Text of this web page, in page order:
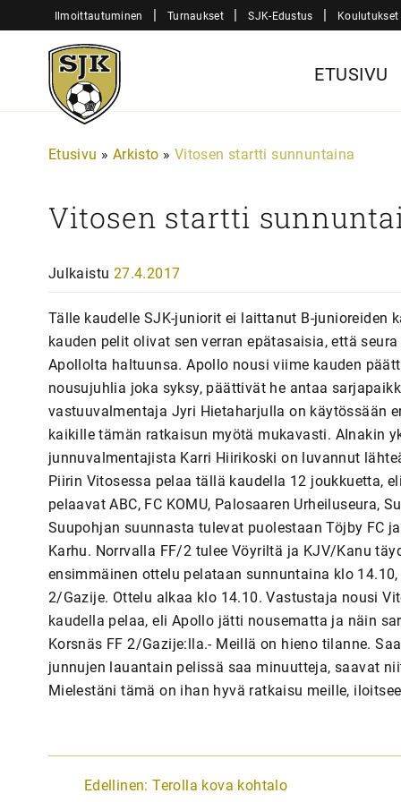
sisältöön
Ilmoittautuminen | Turnaukset | SJK-Edustus | Koulutukset
Sjk-
Juniorit
ETUSIVU
Etusivu » Arkisto » Vitosen startti sunnuntaina
Vitosen startti
Julkaistu 27.4.2017
Tälle kaudelle SJK-juniorit ei laittanut B-junioreiden
kauden pelit olivat sen verran epätasaisia, että
Apollolta haltuunsa. Apollo nousi viime kauden
nousujuhlia joka syksy, päättivät he antaa
vastuuvalmentaja Jyri Hietaharjulla on käytössään
kaikille tämän ratkaisun myötä mukavasti. AInakin
junnuvalmentajista Karri Hiirikoski on luvannut
Piirin Vitosessa pelaa tällä kaudella 12 joukkuetta,
pelaavat ABC, FC KOMU, Palosaaren Urheiluseura,
Suupohjan suunnasta tulevat puolestaan Töjby FC
Karhu. Norrvalla FF/2 tulee Vöyriltä ja KJV/Kanu
ensimmäinen ottelu pelataan sunnuntaina klo
2/Gazije. Ottelu alkaa klo 14.10. Vastustaja nousi
kaudella pelaa, eli Apollo jätti nousematta ja näin
Korsnäs FF 2/Gazije:lla.- Meillä on hieno tilanne.
junnujen lauantain pelissä saa minuutteja, saavat
Mielestäni tämä on ihan hyvä ratkaisu meille,
A
Edellinen: Terolla kova kohtalo